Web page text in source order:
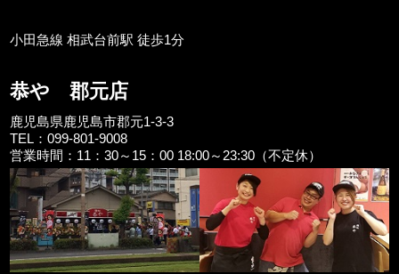
小田急線 相武台前駅 徒歩1分
恭や 郡元店
鹿児島県鹿児島市郡元1-3-3
TEL：099-801-9008
営業時間：11：30～15：00 18:00～23:30（不定休）